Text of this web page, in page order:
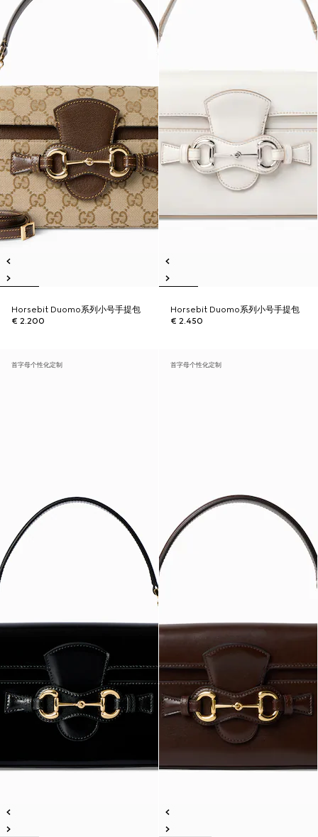
Horsebit Duomo系列小号手提包
€ 2.200
Horsebit Duomo系列小号手提包
€ 2.450
首字母个性化定制 首字母个性化定制